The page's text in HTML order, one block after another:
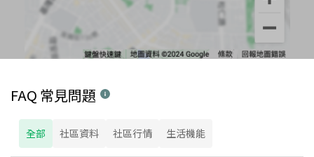
FAQ 常見問題
全部 社區資料 社區行情 生活機能